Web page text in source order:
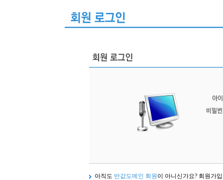
아직도 반값도메인 회원 이 아니신가요? 회원가